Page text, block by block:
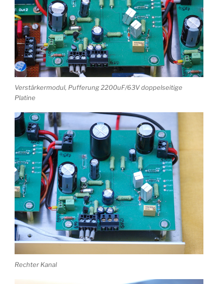
Verstärkermodul, Pufferung 2200uF/63V doppelseitige
Platine
Rechter Kanal